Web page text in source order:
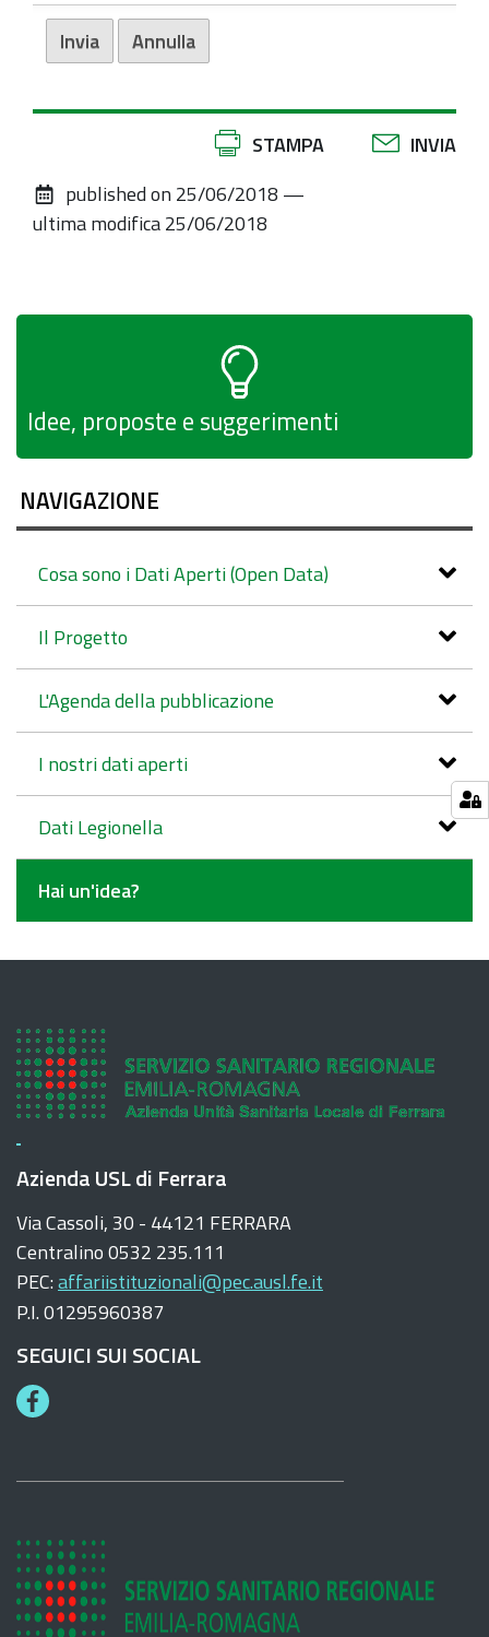
documento
STAMPA
INVIA
published on 25/06/2018 —
ultima modifica25/06/2018
Idee, proposte e suggerimenti
NAVIGAZIONE
Cosa sono i Dati Aperti (Open Data)
Il Progetto
L'Agenda della pubblicazione
I nostri dati aperti
Dati Legionella
Hai un'idea?
Azienda USL di Ferrara
Via Cassoli, 30 - 44121 FERRARA
Centralino 0532 235.111
PEC:affariistituzionali@pec.ausl.fe.it
P.I. 01295960387
SEGUICI SUI SOCIAL
F
e
o
o
k